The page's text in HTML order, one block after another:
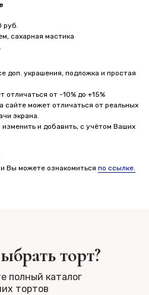
руб.
сахарная мастика
доп. украшения, подложка и простая
отличаться от -10% до +15%
сайте может отличаться от реальных
экрана.
и добавить, с учётом Ваших
Вы можете ознакомиться по ссылке.
торт?
полный каталог
тортов